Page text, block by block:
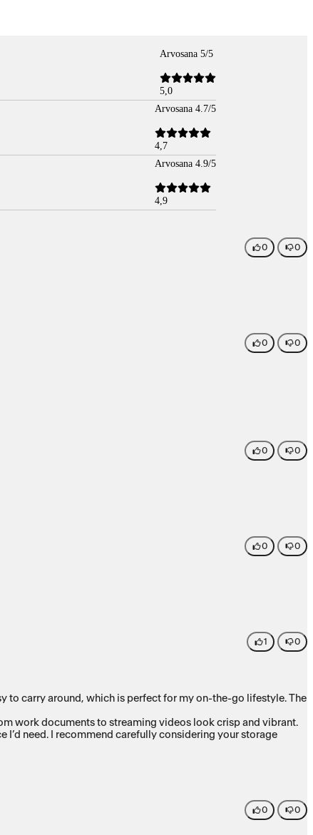
Arvosana 5/5
5,0
Arvosana 4.7/5
4,7
Arvosana 4.9/5
4,9
0 0
0 0
0 0
0 0
1 0
to carry around, which is perfect for my on-the-go lifestyle. The
work documents to streaming videos look crisp and vibrant.
need. I recommend carefully considering your storage
0 0